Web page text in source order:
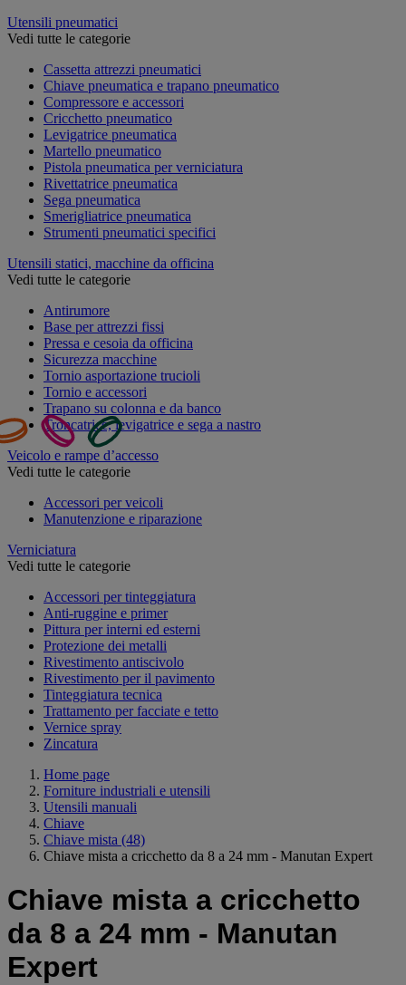
Utensili pneumatici
Vedi tutte le categorie
Cassetta attrezzi pneumatici
Chiave pneumatica e trapano pneumatico
Compressore e accessori
Cricchetto pneumatico
Levigatrice pneumatica
Martello pneumatico
Pistola pneumatica per verniciatura
Rivettatrice pneumatica
Sega pneumatica
Smerigliatrice pneumatica
Strumenti pneumatici specifici
Utensili statici, macchine da officina
Vedi tutte le categorie
Antirumore
Base per attrezzi fissi
Pressa e cesoia da officina
Sicurezza macchine
Tornio asportazione trucioli
Tornio e accessori
Trapano su colonna e da banco
Troncatrice, levigatrice e sega a nastro
Veicolo e rampe d’accesso
Vedi tutte le categorie
Accessori per veicoli
Manutenzione e riparazione
Verniciatura
Vedi tutte le categorie
Accessori per tinteggiatura
Anti-ruggine e primer
Pittura per interni ed esterni
Protezione dei metalli
Rivestimento antiscivolo
Rivestimento per il pavimento
Tinteggiatura tecnica
Trattamento per facciate e tetto
Vernice spray
Zincatura
Home page
Forniture industriali e utensili
Utensili manuali
Chiave
Chiave mista (48)
Chiave mista a cricchetto da 8 a 24 mm - Manutan Expert
Chiave mista a cricchetto
da 8 a 24 mm - Manutan
Expert